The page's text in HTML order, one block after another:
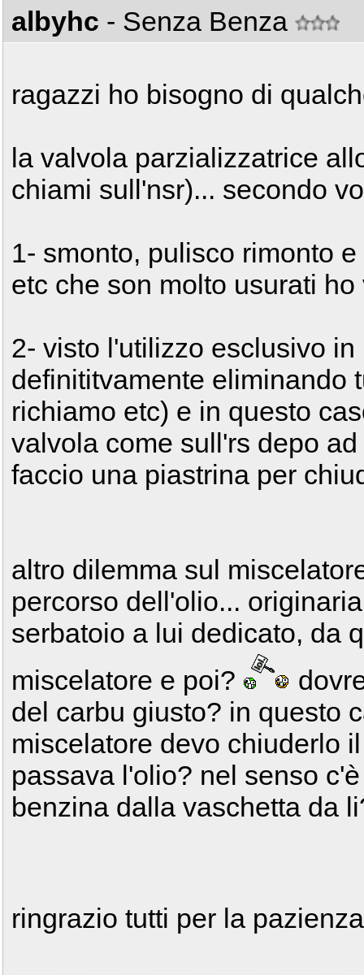
albyhc - Senza Benza
ragazzi ho bisogno di
la valvola parzializzatrice
chiami sull'nsr)... secondo
1- smonto, pulisco rimonto
etc che son molto usurati ho
2- visto l'utilizzo esclusivo
definititvamente eliminando
richiamo etc) e in questo
valvola come sull'rs depo
faccio una piastrina per
altro dilemma sul
percorso dell'olio...
serbatoio a lui dedicato, da
miscelatore e poi?
del carbu giusto? in questo
miscelatore devo chiuderlo
passava l'olio? nel senso
benzina dalla vaschetta da
ringrazio tutti per la